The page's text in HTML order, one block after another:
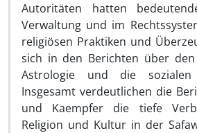
Autori­täten hatten
Verwaltung und im
religiösen Praktiken und
sich in den Berichten über
Astrologie und die
Insgesamt verdeutlichen die
und Kaempfer die tiefe
Religion und Kultur in der